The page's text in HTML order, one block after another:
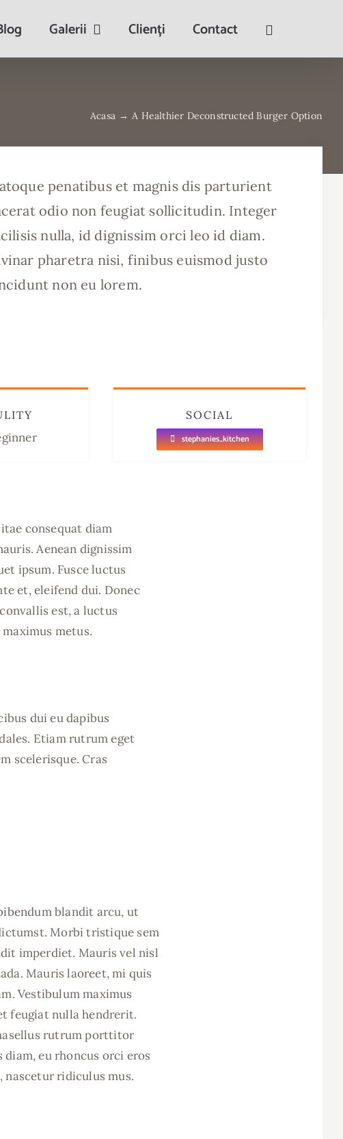
Galerii Clienți Contact
Acasa → A Healthier Deconstructed Burger Option
penatibus et magnis dis parturient
odio non feugiat sollicitudin. Integer
nulla, id dignissim orci leo id diam.
pharetra nisi, finibus euismod justo
non eu lorem.
SOCIAL
stephanies_kitchen
consequat diam
Aenean dignissim
ipsum. Fusce luctus
et, eleifend dui. Donec
est, a luctus
metus.
dui eu dapibus
Etiam rutrum eget
scelerisque. Cras
blandit arcu, ut
Morbi tristique sem
imperdiet. Mauris vel nisl
Mauris laoreet, mi quis
Vestibulum maximus
feugiat nulla hendrerit.
rutrum porttitor
eu rhoncus orci eros
nascetur ridiculus mus.